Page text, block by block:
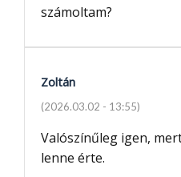
számoltam?
Zoltán
(2026.03.02 - 13:55)
Valószínűleg igen,
lenne érte.